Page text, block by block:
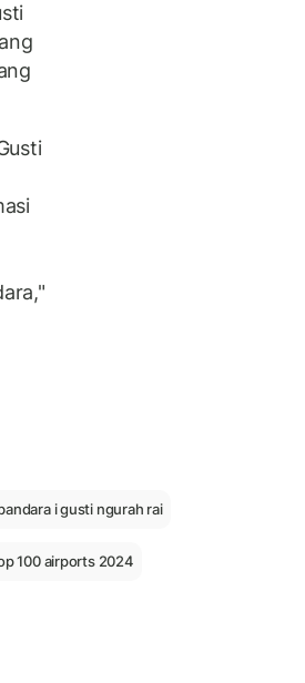
i gusti ngurah rai
100 airports 2024